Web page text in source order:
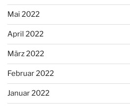
Mai 2022
April 2022
März 2022
Februar 2022
Januar 2022